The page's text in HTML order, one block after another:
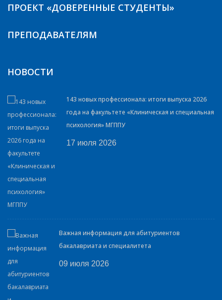
ПРОЕКТ «ДОВЕРЕННЫЕ СТУДЕНТЫ»
ПРЕПОДАВАТЕЛЯМ
НОВОСТИ
143 новых профессионала: итоги выпуска 2026
года на факультете «Клиническая и специальная
психология» МГППУ
17 июля 2026
Важная информация для абитуриентов
бакалавриата и специалитета
09 июля 2026